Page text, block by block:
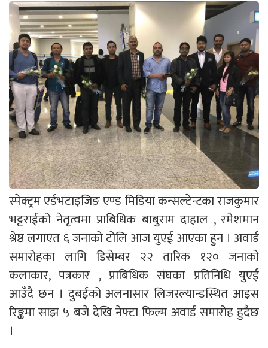
स्पेक्ट्रम एर्डभटाइजिङ एण्ड मिडिया कन्सल्टेन्टका राजकुमार
भट्टराईको नेतृत्वमा प्राबिधिक बाबुराम दाहाल , रमेशमान
श्रेष्ठ लगाएत ६ जनाको टोलि आज युएई आएका हुन । अवार्ड
समारोहका लागि डिसेम्बर २२ तारिक १२० जनाको
कलाकार, पत्रकार , प्राबिधिक संघका प्रतिनिधि युएई
आउँदै छन । दुबईको अलनासार लिजरल्यान्डस्थित आइस
रिङ्कमा साझ ५ बजे देखि नेफ्टा फिल्म अवार्ड समारोह हुदैछ
।